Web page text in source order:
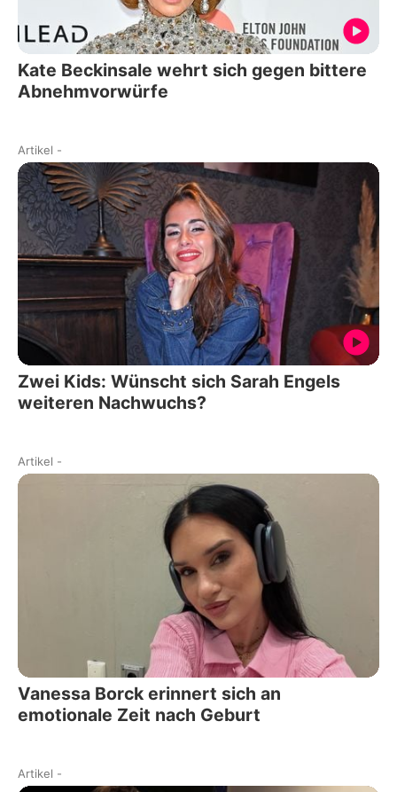
Kate Beckinsale wehrt sich gegen bittere
Abnehmvorwürfe
Artikel -
Zwei Kids: Wünscht sich Sarah Engels
weiteren Nachwuchs?
Artikel -
Vanessa Borck erinnert sich an
emotionale Zeit nach Geburt
Artikel -